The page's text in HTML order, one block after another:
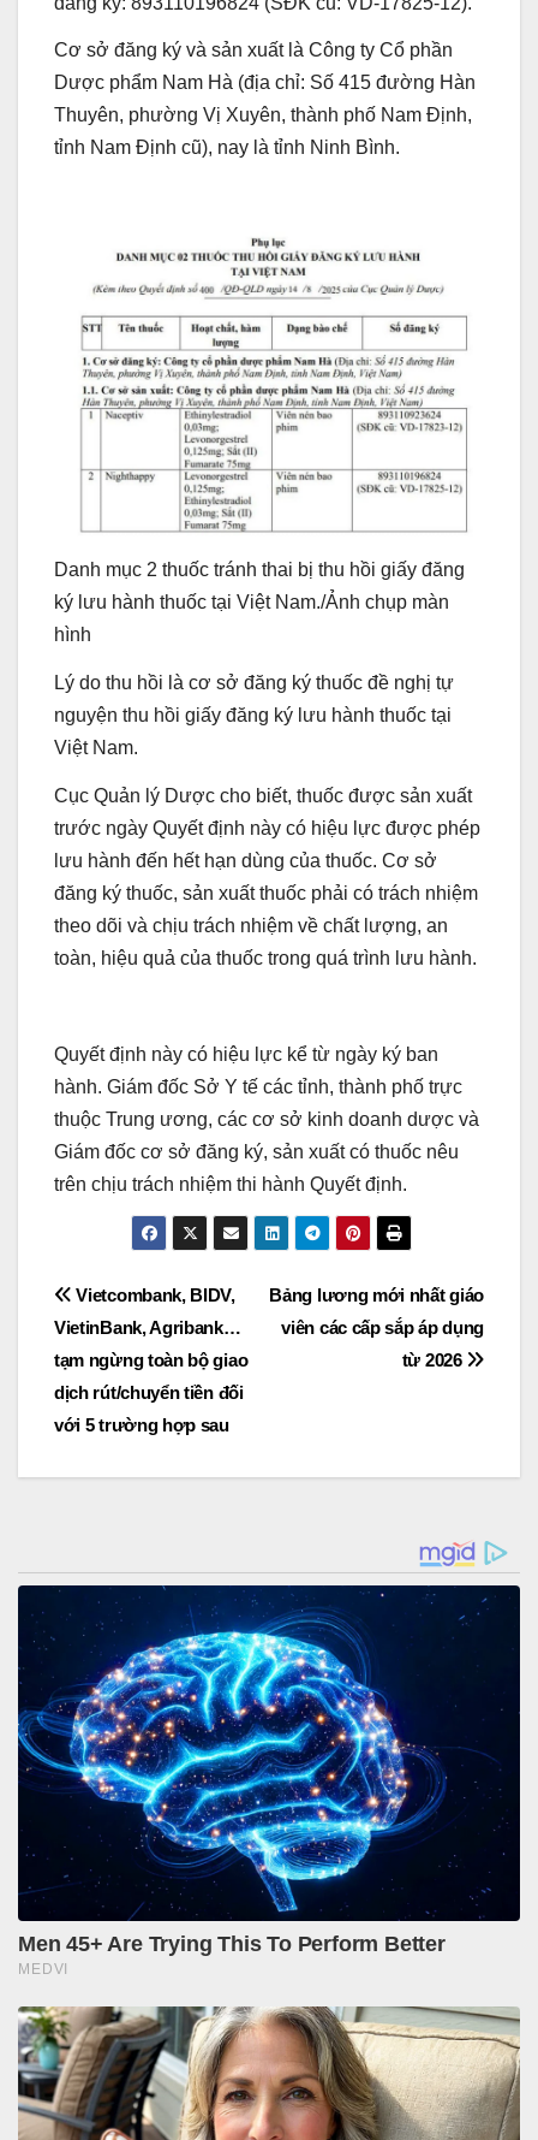
Cơ sở đăng ký và sản xuất là Công ty Cổ phần
Dược phẩm Nam Hà (địa chỉ: Số 415 đường Hàn
Thuyên, phường Vị Xuyên, thành phố Nam Định,
tỉnh Nam Định cũ), nay là tỉnh Ninh Bình.
Danh mục 2 thuốc tránh thai bị thu hồi giấy đăng
ký lưu hành thuốc tại Việt Nam./Ảnh chụp màn
hình
Lý do thu hồi là cơ sở đăng ký thuốc đề nghị tự
nguyện thu hồi giấy đăng ký lưu hành thuốc tại
Việt Nam.
Cục Quản lý Dược cho biết, thuốc được sản xuất
trước ngày Quyết định này có hiệu lực được phép
lưu hành đến hết hạn dùng của thuốc. Cơ sở
đăng ký thuốc, sản xuất thuốc phải có trách nhiệm
theo dõi và chịu trách nhiệm về chất lượng, an
toàn, hiệu quả của thuốc trong quá trình lưu hành.
Quyết định này có hiệu lực kể từ ngày ký ban
hành. Giám đốc Sở Y tế các tỉnh, thành phố trực
thuộc Trung ương, các cơ sở kinh doanh dược và
Giám đốc cơ sở đăng ký, sản xuất có thuốc nêu
trên chịu trách nhiệm thi hành Quyết định.
Post
navigation
Bảng lương mới nhất giáo
viên các cấp sắp áp dụng
từ 2026
Vietcombank, BIDV,
VietinBank, Agribank…
tạm ngừng toàn bộ giao
dịch rút/chuyển tiền đối
với 5 trường hợp sau